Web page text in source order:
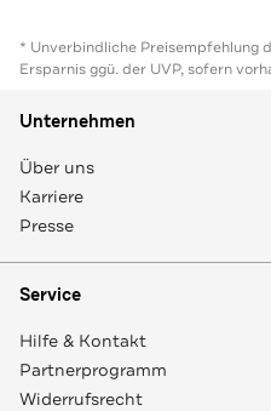
* Unverbindliche Preisempfehlung
Ersparnis ggü. der UVP, sofern
Unternehmen
Über uns
Karriere
Presse
Service
Hilfe & Kontakt
Partnerprogramm
Widerrufsrecht